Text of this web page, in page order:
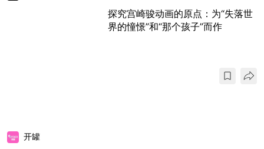
探究宫崎骏动画的原点：为“失落世
界的憧憬”和“那个孩子”而作
开罐